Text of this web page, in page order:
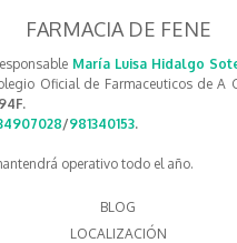
FARMACIA DE FENE
María Luisa Hidalgo
Oficial de Farmaceuticos de A
/981340153.
operativo todo el año.
BLOG
LOCALIZACIÓN